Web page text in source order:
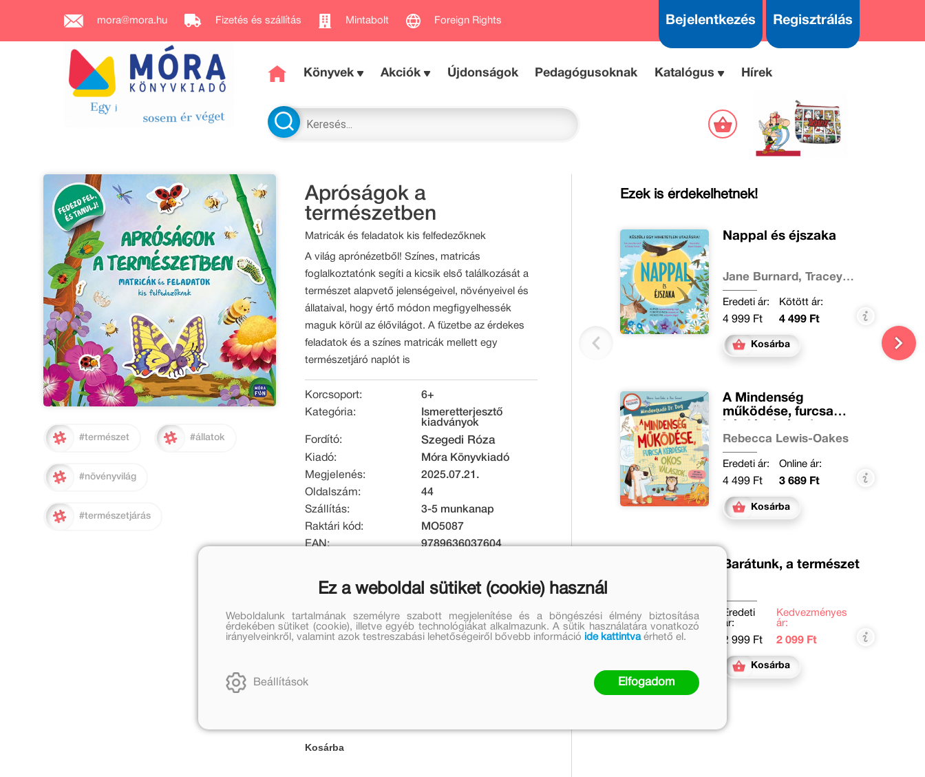
mora@mora.hu Fizetés és szállítás Mintabolt Foreign Rights Bejelentkezés Regisztrálás
Könyvek Akciók Újdonságok Pedagógusoknak Katalógus Hírek
#természet #állatok
#növényvilág
#természetjárás
Apróságok a
természetben
Matricák és feladatok kis felfedezőknek
A világ aprónézetből! Színes, matricás
foglalkoztatónk segíti a kicsik első találkozását a
természet alapvető jelenségeivel, növényeivel és
állataival, hogy értő módon megfigyelhessék
maguk körül az élővilágot. A füzetbe az érdekes
feladatok és a színes matricák mellett egy
természetjáró naplót is
Korcsoport:
6+
Kategória:
Ismeretterjesztő
kiadványok
Fordító:
Szegedi Róza
Kiadó:
Móra Könyvkiadó
Megjelenés:
2025.07.21.
Oldalszám:
44
Szállítás:
3-5 munkanap
Raktári kód:
MO5087
EAN:
9789636037604
Tömeg [g]:
257
Eredeti ár:
Kedvezményes ár:
Készleten
Kosárba
Ezek is érdekelhetnek!
Nappal és éjszaka
Jane Burnard, Tracey
Turner
Eredeti ár:
4 999 Ft
Kötött ár:
4 499 Ft
Kosárba
A Mindenség
működése, furcsa
válaszok
Rebecca Lewis-Oakes
Eredeti ár:
4 499 Ft
Online ár:
3 689 Ft
Kosárba
Barátunk, a természet
Eredeti
ár:
2 999 Ft
Kedvezményes
ár:
2 099 Ft
Kosárba
Ez a weboldal sütiket (cookie) használ
Weboldalunk tartalmának személyre szabott megjelenítése és a böngészési élmény biztosítása
érdekében sütiket (cookie), illetve egyéb technológiákat alkalmazunk. A sütik használatára vonatkozó
irányelveinkről, valamint azok testreszabási lehetőségeiről bővebb információ ide kattintvaérhető el.
Beállítások Elfogadom